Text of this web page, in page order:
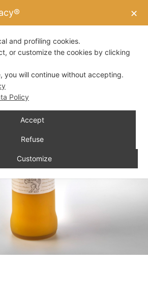
✕
and profiling cookies.
or customize the cookies by clicking
you will continue without accepting.
Policy
Accept
Refuse
Customize